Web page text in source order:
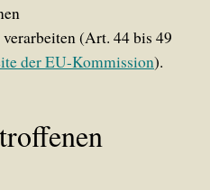
(Art. 44 bis 49
der EU-Kommission).